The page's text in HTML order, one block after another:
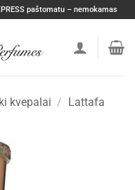
paštomatu – nemokamas
kvepalai / Lattafa